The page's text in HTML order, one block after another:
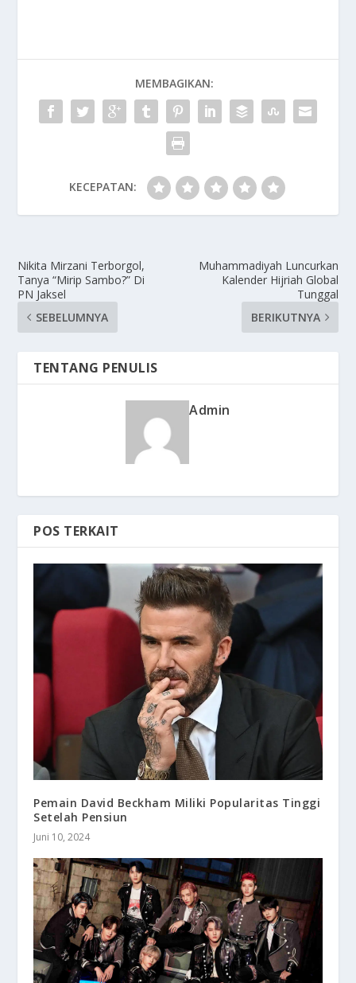
MEMBAGIKAN:
KECEPATAN:
Nikita Mirzani Terborgol,
Tanya “Mirip Sambo?” Di
PN Jaksel
SEBELUMNYA
Muhammadiyah Luncurkan
Kalender Hijriah Global
Tunggal
BERIKUTNYA
TENTANG PENULIS
Admin
POS TERKAIT
Pemain David Beckham Miliki Popularitas Tinggi
Setelah Pensiun
Juni 10, 2024